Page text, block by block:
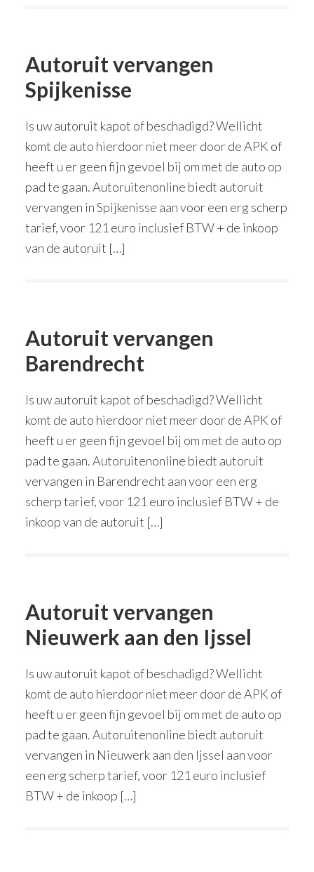
Autoruit vervangen
Spijkenisse
Is uw autoruit kapot of beschadigd? Wellicht
komt de auto hierdoor niet meer door de APK of
heeft u er geen fijn gevoel bij om met de auto op
pad te gaan. Autoruitenonline biedt autoruit
vervangen in Spijkenisse aan voor een erg scherp
tarief, voor 121 euro inclusief BTW + de inkoop
van de autoruit […]
Autoruit vervangen
Barendrecht
Is uw autoruit kapot of beschadigd? Wellicht
komt de auto hierdoor niet meer door de APK of
heeft u er geen fijn gevoel bij om met de auto op
pad te gaan. Autoruitenonline biedt autoruit
vervangen in Barendrecht aan voor een erg
scherp tarief, voor 121 euro inclusief BTW + de
inkoop van de autoruit […]
Autoruit vervangen
Nieuwerk aan den Ijssel
Is uw autoruit kapot of beschadigd? Wellicht
komt de auto hierdoor niet meer door de APK of
heeft u er geen fijn gevoel bij om met de auto op
pad te gaan. Autoruitenonline biedt autoruit
vervangen in Nieuwerk aan den Ijssel aan voor
een erg scherp tarief, voor 121 euro inclusief
BTW + de inkoop […]